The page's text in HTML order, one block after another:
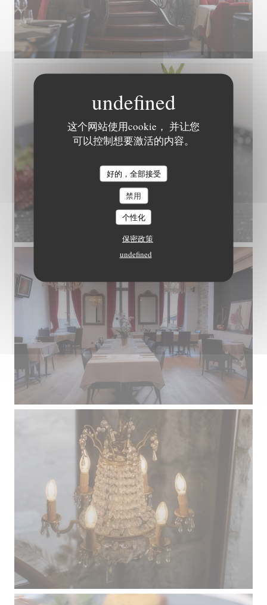
这个网站使用cookie， 并让您
可以控制想要激活的内容。
好的，全部接受
禁用
个性化
保密政策
undefined
L'EPICURIEN